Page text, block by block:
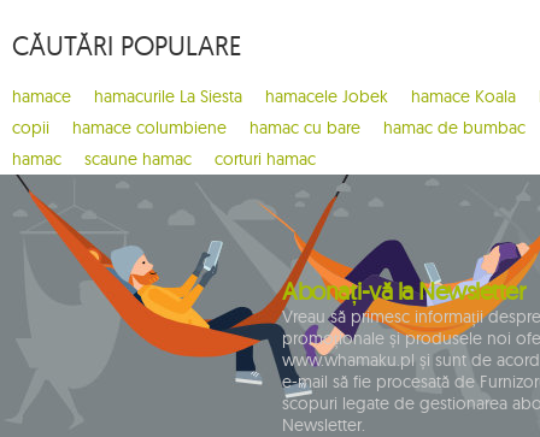
bugnet
california
carello baby
casa mount
chain
chaise rocker 1
1
1
classic fly 1
2
CĂUTĂRI POPULARE
hamace hamacurile La Siesta hamacele Jobek hamace Koala
copii
hamace columbiene hamac cu bare hamac de bumbac
hamac
scaune hamac corturi hamac
Abonați-vă la Newsletter
Vreau să primesc informații
promoționale și produsele noi
www.whamaku.pl și sunt de
e-mail să fie procesată de
scopuri legate de gestionarea
Newsletter.